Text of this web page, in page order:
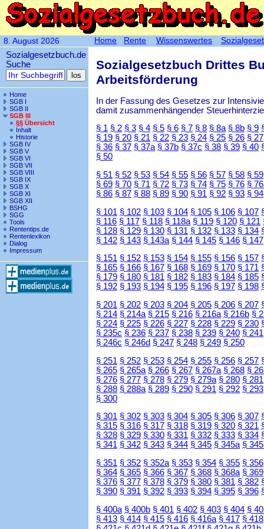
8. August 2026
Sozialgesetzbuch.de
Suche
Home
SGB I
SGB II
SGB III
§§ Übersicht
Inhalt
Historie
SGB IV
SGB V
SGB VI
SGB VII
SGB VIII
SGB IX
SGB X
SGB XI
SGB XII
BSHG
SGG
Tools
Rententips.de
Rentenlexikon
Dialog
Impressum
Sozialgesetzbuch Drittes
Arbeitsförderung
In der Fassung des Gesetzes zur
damit zusammenhängender
§ 1 § 2 § 3 § 4 § 5 § 6 § 7 § 8 § 8a § 8b § 9
§ 19 § 20 § 21 § 22 § 23 § 24 § 25 § 26 § 27
§ 36 § 37 § 37a § 37b § 37c § 38 § 39 § 40
§ 50
§ 51 § 52 § 53 § 54 § 55 § 56 § 57 § 58 § 59
§ 69 § 70 § 71 § 72 § 73 § 74 § 75 § 76 §
§ 86 § 87 § 88 § 89 § 90 § 91 § 92 § 93 § 94
§ 101 § 102 § 103 § 104 § 105 § 106 § 107
§ 116 § 117 § 118 § 118a § 119 § 120 § 121
§ 128 § 129 § 130 § 131 § 132 § 133 § 134
§ 142 § 143 § 143a § 144 § 145 § 146 § 147
§ 151 § 152 § 153 § 154 § 155 § 156 § 157
§ 165 § 166 § 167 § 168 § 169 § 170 § 171
§ 179 § 180 § 181 § 182 § 183 § 184 § 185
§ 192 § 193 § 194 § 195 § 196 § 197 § 198
§ 201 § 202 § 203 § 204 § 205 § 206 § 207
§ 214 § 214a § 215 § 216 § 216a § 216b §
§ 224 § 225 § 226 § 227 § 228 § 229 § 230
§ 235c § 236 § 237 § 238 § 239 § 240 § 241
§ 246c § 246d § 247 § 248 § 249 § 250
§ 251 § 252 § 253 § 254 § 255 § 256 § 257
§ 265 § 265a § 266 § 267 § 267a § 268 §
§ 276 § 277 § 278 § 279 § 279a § 280 § 281
§ 288 § 288a § 289 § 290 § 291 § 292 § 293
§ 300
§ 301 § 302 § 303 § 304 § 305 § 306 § 307
§ 315 § 316 § 317 § 318 § 319 § 320 § 321
§ 328 § 329 § 330 § 331 § 332 § 333 § 334
§ 341 § 342 § 343 § 344 § 345 § 345a §
§ 351 § 352 § 352a § 353 § 354 § 355 § 356
§ 364 § 365 § 366 § 367 § 368 § 368a § 369
§ 376 § 377 § 378 § 379 § 380 § 381 § 382
§ 390 § 391 § 392 § 393 § 394 § 395 § 396
§ 400a § 400b § 401 § 402 § 403 § 404 §
§ 413 § 414 § 415 § 416 § 416a § 417 § 418
Home Rente Wissenswertes